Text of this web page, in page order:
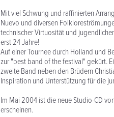
Mit viel Schwung und raffinierten
Nuevo und diversen
technischer Virtuosität und
erst 24 Jahre!
Auf einer Tournee durch Holland
zur "best band of the festival" gekürt.
zweite Band neben den Brüdern
Inspiration und Unterstützung für die
Im Mai 2004 ist die neue Studio-CD
erscheinen.